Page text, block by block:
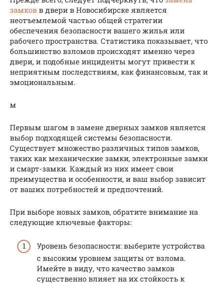
замков в двери в Новосибирске является
неотъемлемой частью общей стратегии
обеспечения безопасности вашего жилья или
рабочего пространства. Статистика показывает, что
большинство взломов происходят именно через
двери, и подобные инциденты могут привести к
неприятным последствиям, как финансовым, так и
эмоциональным.
м
Первым шагом в замене дверных замков является
выбор подходящей системы безопасности.
Существует множество различных типов замков,
таких как механические замки, электронные замки
и смарт-замки. Каждый из них имеет свои
преимущества и особенности, и ваш выбор зависит
от ваших потребностей и предпочтений.
При выборе новых замков, обратите внимание на
следующие ключевые факторы:
Уровень безопасности: выберите устройства
с высоким уровнем защиты от взлома.
Имейте в виду, что качество замков
существенно влияет на их стойкость к